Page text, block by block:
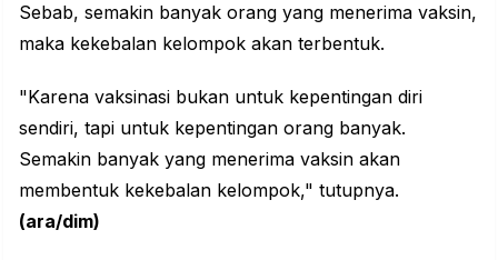
Sebab, semakin banyak orang yang menerima vaksin,
maka kekebalan kelompok akan terbentuk.
"Karena vaksinasi bukan untuk kepentingan diri
sendiri, tapi untuk kepentingan orang banyak.
Semakin banyak yang menerima vaksin akan
membentuk kekebalan kelompok," tutupnya.
(ara/dim)